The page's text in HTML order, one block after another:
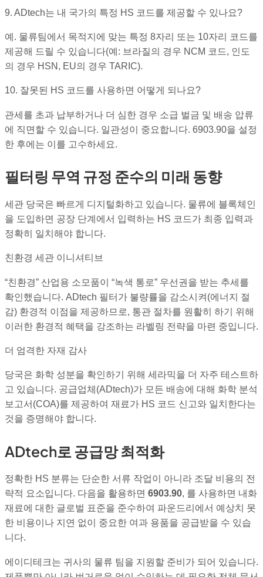
9. ADtech는 내 국가의 특정 HS 코드를 제공할 수 있나요?
예. 물류팀에서 목적지에 맞는 특정 8자리 또는 10자리 코드를
제공해 드릴 수 있습니다(예: 브라질의 경우 NCM 코드, 인도
의 경우 HSN, EU의 경우 TARIC).
10. 잘못된 HS 코드를 사용하면 어떻게 되나요?
관세를 초과 납부하거나 더 심한 경우 소급 벌금 및 배송 압류
에 직면할 수 있습니다. 일관성이 중요합니다. 6903.90을 설정
한 후에는 이를 고수하세요.
필터링 무역 규정 준수의 미래 동향
세관 당국은 빠르게 디지털화하고 있습니다. 물류에 블록체인
을 도입하면 공장 단계에서 입력하는 HS 코드가 최종 입력과
정확히 일치해야 합니다.
친환경 세관 이니셔티브
“친환경” 산업용 소모품이 “녹색 통로” 우선권을 받는 추세를
확인했습니다. ADtech 필터가 불량률을 감소시켜(에너지 절
감) 환경적 이점을 제공하므로, 통관 절차를 원활히 하기 위해
이러한 환경적 혜택을 강조하는 라벨링 전략을 마련 중입니다.
더 엄격한 자재 감사
당국은 화학 성분을 확인하기 위해 세라믹을 더 자주 테스트하
고 있습니다. 공급업체(ADtech)가 모든 배송에 대해 화학 분석
보고서(COA)를 제공하여 재료가 HS 코드 신고와 일치한다는
것을 증명해야 합니다.
ADtech로 공급망 최적화
정확한 HS 분류는 단순한 서류 작업이 아니라 조달 비용의 전
략적 요소입니다. 다음을 활용하면 6903.90, 를 사용하면 내화
재료에 대한 글로벌 표준을 준수하여 파운드리에서 예상치 못
한 비용이나 지연 없이 중요한 여과 용품을 공급받을 수 있습
니다.
에이디테크는 귀사의 물류 팀을 지원할 준비가 되어 있습니다.